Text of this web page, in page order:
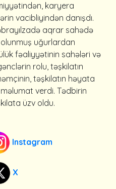
karyera
vacibliyindən danışdı.
aqrar sahədə
uğurlardan
fəaliyyətinin sahələri və
rolu, təşkilatın
təşkilatın həyata
verdi. Tədbirin
üzv oldu.
Instagram
X